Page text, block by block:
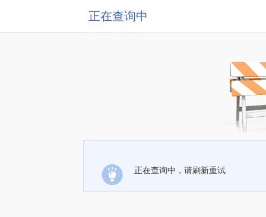
正在查询中
正在查询中，请刷新重试